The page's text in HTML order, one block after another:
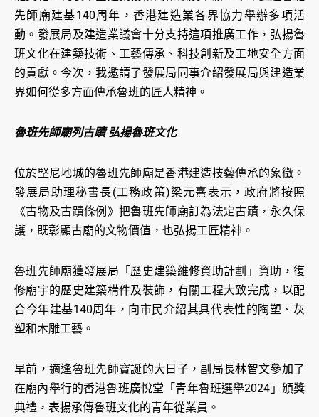
先師廟建基140周年，香港建造業各界協力舉辦多項活
動。發展局及建造業議會十分支持這項推廣工作，弘揚魯
班文化在建築技術、工藝傳承、科技創新及工地安全方面
的貢獻。今次，我邀請了發展局同事介紹發展局與建造業
界如何從多方面傳承魯班的匠人精神。
魯班先師廟列古蹟 弘揚魯班文化
位於堅尼地城的魯班先師廟是香港建造技藝傳承的象徵。
發展局助理秘書長(工務政策)梁元熹表示，政府將按照
《古物及古蹟條例》把魯班先師廟訂為法定古蹟，永久保
護，既彰顯古廟的文物價值，也弘揚工匠精神。
魯班先師廟獲發展局「歷史建築維修資助計劃」資助，復
修廟宇的歷史建築構件及裝飾，有關工程大致完成，以配
合今年建基140周年，向市民介紹其具代表性的陶塑、灰
塑和木雕工藝。
早前，適逢魯班先師寶誕的大日子，副局長林智文參加了
在廟內舉行的香港魯班廣悅堂「青年魯班選舉2024」頒獎
典禮，表揚承傳魯班文化的青年從業員。